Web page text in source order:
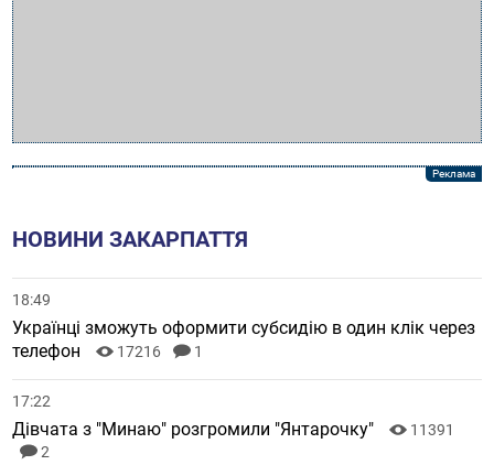
НОВИНИ ЗАКАРПАТТЯ
18:49
Українці зможуть оформити субсидію в один клік через
телефон
17216 1
17:22
Дівчата з "Минаю" розгромили "Янтарочку"
11391
2